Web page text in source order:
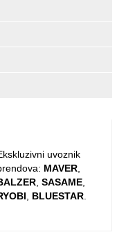
uvoznik
MAVER
SASAME
BLUESTAR